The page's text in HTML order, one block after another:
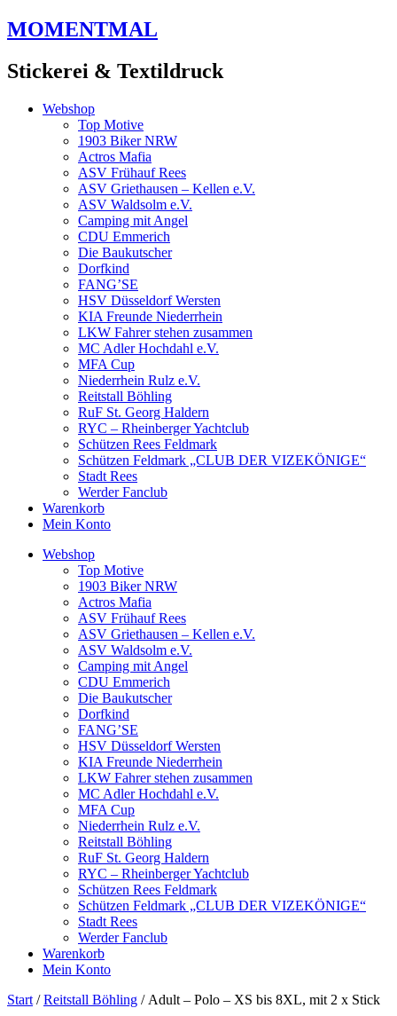
Zum
Inhalt
MOMENTMAL
Stickerei & Textildruck
Webshop
Top Motive
1903 Biker NRW
Actros Mafia
ASV Frühauf Rees
ASV Griethausen – Kellen e.V.
ASV Waldsolm e.V.
Camping mit Angel
CDU Emmerich
Die Baukutscher
Dorfkind
FANG’SE
HSV Düsseldorf Wersten
KIA Freunde Niederrhein
LKW Fahrer stehen zusammen
MC Adler Hochdahl e.V.
MFA Cup
Niederrhein Rulz e.V.
Reitstall Böhling
RuF St. Georg Haldern
RYC – Rheinberger Yachtclub
Schützen Rees Feldmark
Schützen Feldmark „CLUB DER VIZEKÖNIGE“
Stadt Rees
Werder Fanclub
Warenkorb
Mein Konto
Webshop
Top Motive
1903 Biker NRW
Actros Mafia
ASV Frühauf Rees
ASV Griethausen – Kellen e.V.
ASV Waldsolm e.V.
Camping mit Angel
CDU Emmerich
Die Baukutscher
Dorfkind
FANG’SE
HSV Düsseldorf Wersten
KIA Freunde Niederrhein
LKW Fahrer stehen zusammen
MC Adler Hochdahl e.V.
MFA Cup
Niederrhein Rulz e.V.
Reitstall Böhling
RuF St. Georg Haldern
RYC – Rheinberger Yachtclub
Schützen Rees Feldmark
Schützen Feldmark „CLUB DER VIZEKÖNIGE“
Stadt Rees
Werder Fanclub
Warenkorb
Mein Konto
Start /Reitstall Böhling / Adult – Polo – XS bis 8XL, mit 2 x Stick